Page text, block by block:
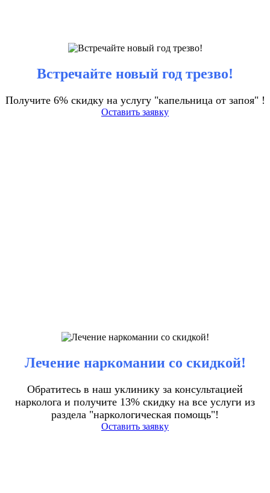
Встречайте новый год трезво!
Получите 6% скидку на услугу "капельница от запоя" !
Оставить заявку
Лечение наркомании со скидкой!
Обратитесь в наш уклинику за консультацией
нарколога и получите 13% скидку на все услуги из
раздела "наркологическая помощь"!
Оставить заявку